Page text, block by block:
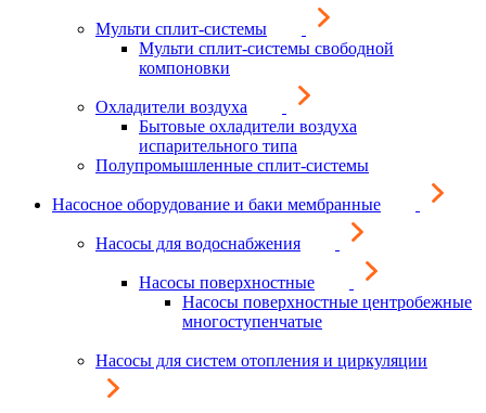
Мульти сплит-системы
Мульти сплит-системы свободной
компоновки
Охладители воздуха
Бытовые охладители воздуха
испарительного типа
Полупромышленные сплит-системы
Насосное оборудование и баки мембранные
Насосы для водоснабжения
Насосы поверхностные
Насосы поверхностные центробежные
многоступенчатые
Насосы для систем отопления и циркуляции